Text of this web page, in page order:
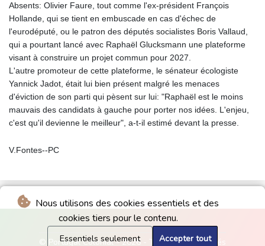
Nous utilisons des cookies essentiels et des
cookies tiers pour le contenu.
Essentiels seulement Accepter tout
Absents: Olivier Faure, tout comme l'ex-président François
Hollande, qui se tient en embuscade en cas d'échec de
l'eurodéputé, ou le patron des députés socialistes Boris Vallaud,
qui a pourtant lancé avec Raphaël Glucksmann une plateforme
visant à construire un projet commun pour 2027.
L'autre promoteur de cette plateforme, le sénateur écologiste
Yannick Jadot, était lui bien présent malgré les menaces
d'éviction de son parti qui pèsent sur lui: "Raphaël est le moins
mauvais des candidats à gauche pour porter nos idées. L'enjeu,
c'est qu'il devienne le meilleur", a-t-il estimé devant la presse.
V.Fontes--PC
© Portugal Colonial - 2026 - Tous droits réservés